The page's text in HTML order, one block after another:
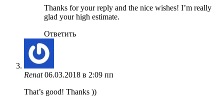
Thanks for your reply and the nice wishes! I’m really
glad your high estimate.
Ответить
Renat 06.03.2018 в 2:09 пп
That’s good! Thanks ))